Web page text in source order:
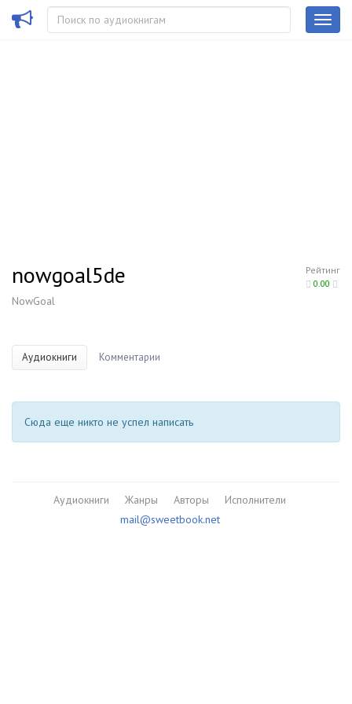
Рейтинг
0.00
nowgoal5de
NowGoal
Аудиокниги Комментарии
Сюда еще никто не успел написать
Аудиокниги Жанры Авторы
Исполнители
mail@sweetbook.net